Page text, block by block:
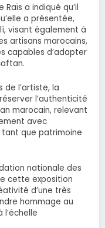
Raïs a indiqué qu’il
a présentée,
visant également à
artisans marocains,
capables d’adapter
l’artiste, la
l’authenticité
marocain, relevant
avec
tant que patrimoine
nationale des
cette exposition
d’une très
hommage au